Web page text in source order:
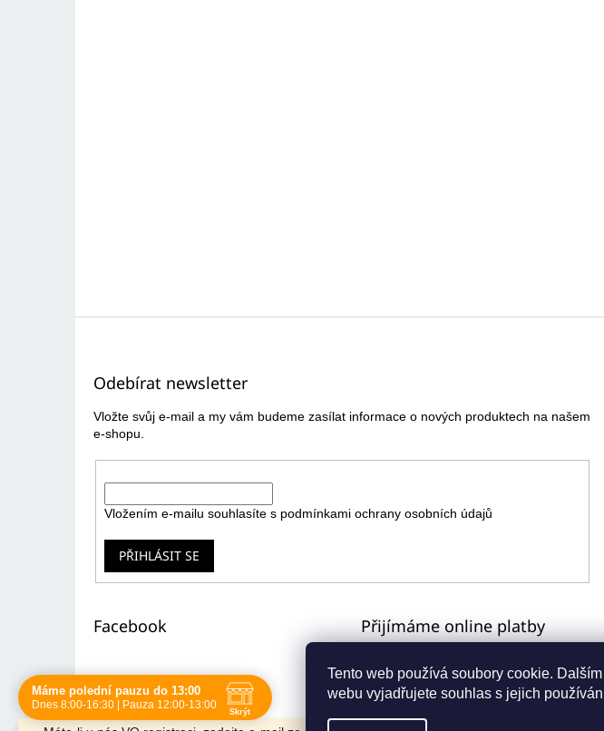
Tento web používá soubory cookie.
webu vyjadřujete souhlas s jejich
Odebírat newsletter
Vložte svůj e-mail a my vám budeme zasílat informace o nových produktech na našem
e-shopu.
Vložením e-mailu souhlasíte s podmínkami ochrany osobních údajů
PŘIHLÁSIT SE
Facebook Přijímáme online platby
Máme polední pauzu do 13:00
Dnes 8:00-16:30 | Pauza 12:00-13:00
Skrýt
Navštivte nás osobně
Čas Pauza